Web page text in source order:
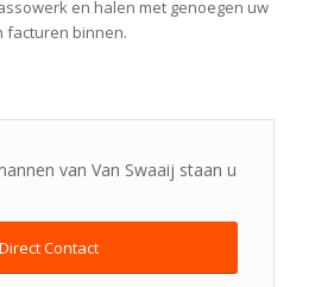
en halen met genoegen uw
facturen binnen.
van Van Swaaij staan u
Direct Contact